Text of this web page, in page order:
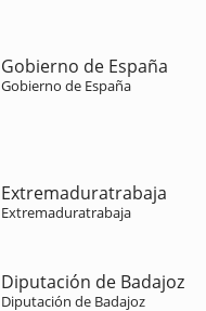
Gobierno de España
Gobierno de España
Extremaduratrabaja
Extremaduratrabaja
Diputación de Badajoz
Diputación de Badajoz